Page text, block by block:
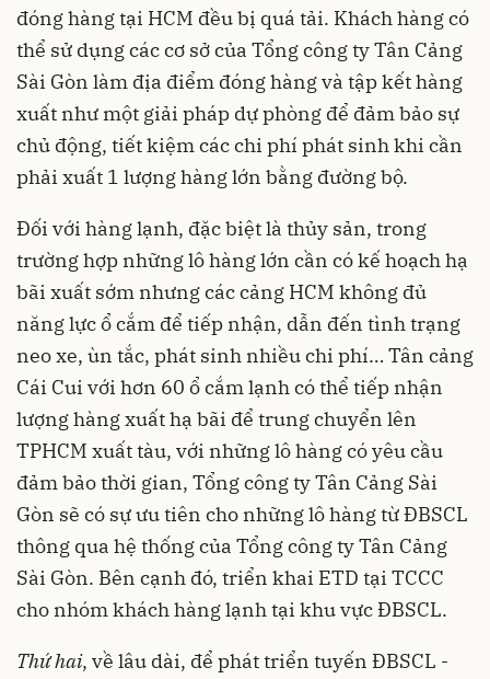
đóng hàng tại HCM đều bị quá tải. Khách hàng có
thể sử dụng các cơ sở của Tổng công ty Tân Cảng
Sài Gòn làm địa điểm đóng hàng và tập kết hàng
xuất như một giải pháp dự phòng để đảm bảo sự
chủ động, tiết kiệm các chi phí phát sinh khi cần
phải xuất 1 lượng hàng lớn bằng đường bộ.
Đối với hàng lạnh, đặc biệt là thủy sản, trong
trường hợp những lô hàng lớn cần có kế hoạch hạ
bãi xuất sớm nhưng các cảng HCM không đủ
năng lực ổ cắm để tiếp nhận, dẫn đến tình trạng
neo xe, ùn tắc, phát sinh nhiều chi phí… Tân cảng
Cái Cui với hơn 60 ổ cắm lạnh có thể tiếp nhận
lượng hàng xuất hạ bãi để trung chuyển lên
TPHCM xuất tàu, với những lô hàng có yêu cầu
đảm bảo thời gian, Tổng công ty Tân Cảng Sài
Gòn sẽ có sự ưu tiên cho những lô hàng từ ĐBSCL
thông qua hệ thống của Tổng công ty Tân Cảng
Sài Gòn. Bên cạnh đó, triển khai ETD tại TCCC
cho nhóm khách hàng lạnh tại khu vực ĐBSCL.
Thứ hai, về lâu dài, để phát triển tuyến ĐBSCL -